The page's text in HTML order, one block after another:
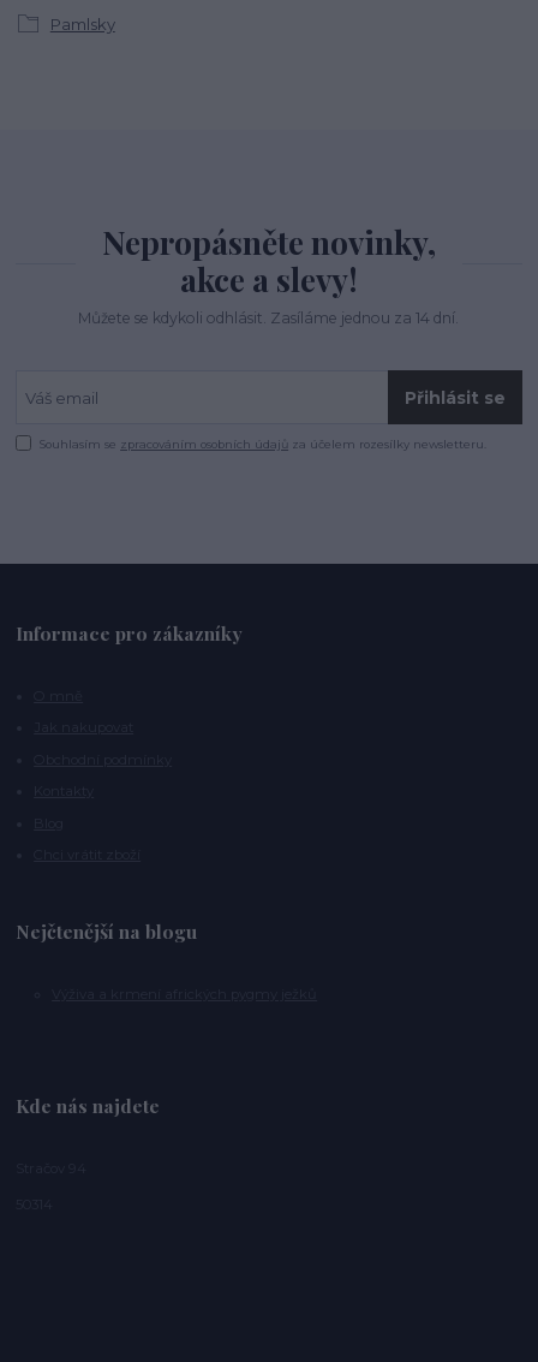
Pamlsky
Nepropásněte novinky,
akce a slevy!
Můžete se kdykoli odhlásit. Zasíláme jednou za 14 dní.
Přihlásit se
Souhlasím se zpracováním osobních údajů za účelem rozesílky newsletteru.
Informace pro zákazníky
Nejčtenější na blogu
Kde nás najdete